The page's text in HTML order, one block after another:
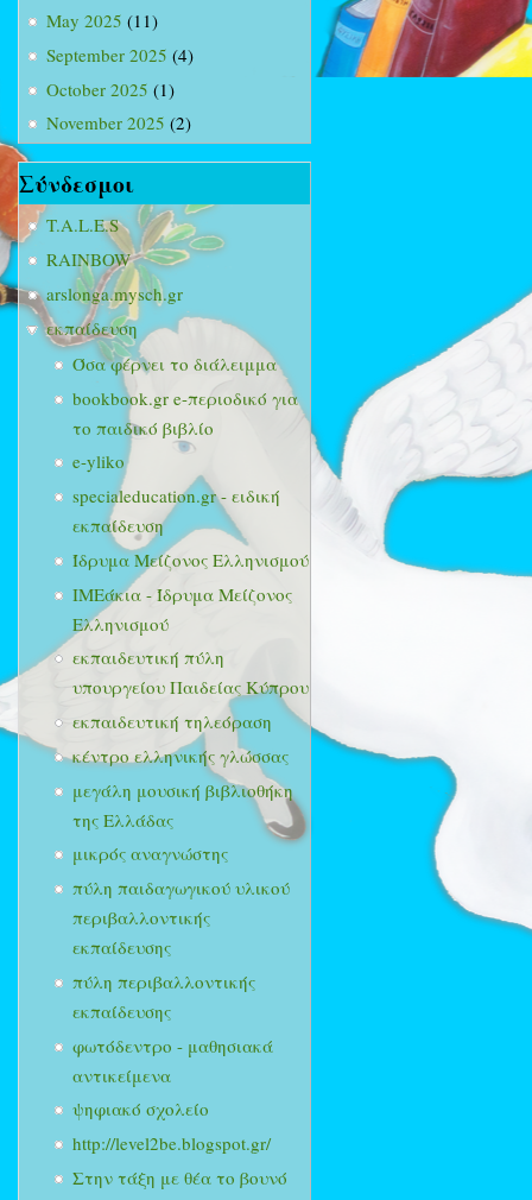
May 2025 (11)
September 2025 (4)
October 2025 (1)
November 2025 (2)
Σύνδεσμοι
T.A.L.E.S
RAINBOW
arslonga.mysch.gr
εκπαίδευση
Όσα φέρνει το διάλειμμα
bookbook.gr e-περιοδικό για
το παιδικό βιβλίο
e-yliko
specialeducation.gr - ειδική
εκπαίδευση
Ίδρυμα Μείζονος Ελληνισμού
ΙΜΕάκια - Ίδρυμα Μείζονος
Ελληνισμού
εκπαιδευτική πύλη
υπουργείου Παιδείας Κύπρου
εκπαιδευτική τηλεόραση
κέντρο ελληνικής γλώσσας
μεγάλη μουσική βιβλιοθήκη
της Ελλάδας
μικρός αναγνώστης
πύλη παιδαγωγικού υλικού
περιβαλλοντικής
εκπαίδευσης
πύλη περιβαλλοντικής
εκπαίδευσης
φωτόδεντρο - μαθησιακά
αντικείμενα
ψηφιακό σχολείο
http://level2be.blogspot.gr/
Στην τάξη με θέα το βουνό